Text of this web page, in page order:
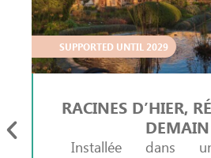
SUPPORTED UNTIL 2029
RACINES D’HIER,
DEMAIN
Installée dans